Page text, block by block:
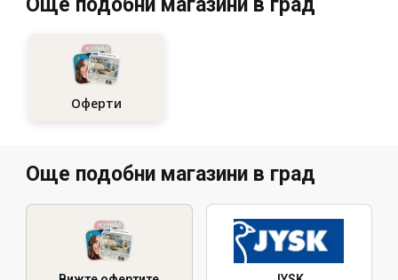
Още подобни магазини в град
Оферти
Още подобни магазини в град